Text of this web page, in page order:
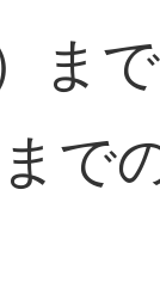
まで
で